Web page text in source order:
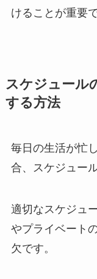
けることが重要で
スケジュール
する方法
毎日の生活が忙
合、スケジュー
適切なスケジュ
やプライベート
欠です。